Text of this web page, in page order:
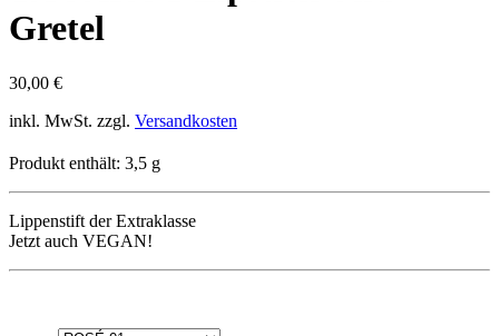
Gretel
30,00 €
inkl. MwSt. zzgl. Versandkosten
Produkt enthält: 3,5 g
Lippenstift der Extraklasse
Jetzt auch VEGAN!